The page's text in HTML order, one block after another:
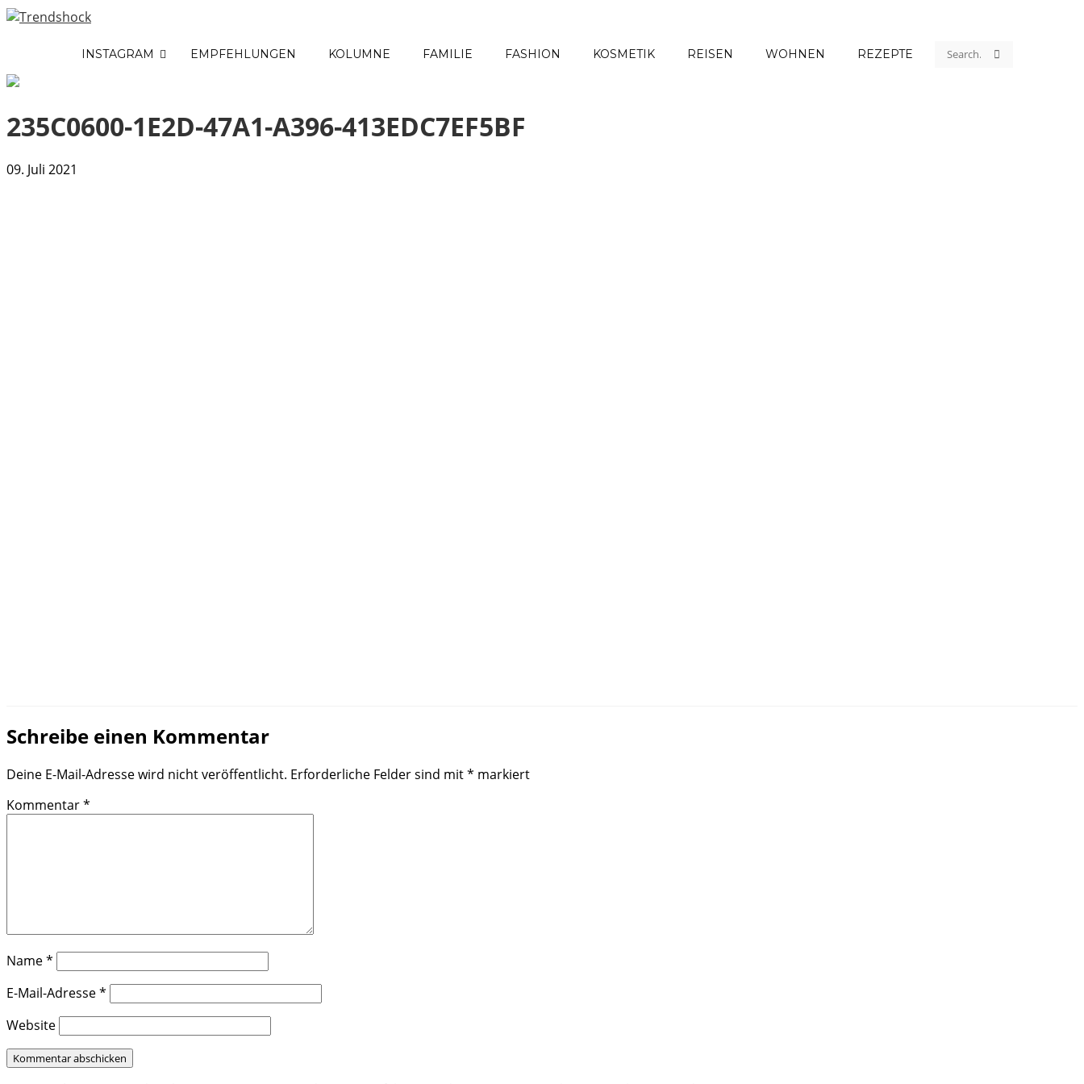
INSTAGRAM EMPFEHLUNGEN KOLUMNE FAMILIE FASHION KOSMETIK REISEN WOHNEN REZEPTE
235C0600-1E2D-47A1-A396-413EDC7EF5BF
09. Juli 2021
Schreibe einen Kommentar
Deine E-Mail-Adresse wird nicht veröffentlicht. Erforderliche Felder sind mit* markiert
Kommentar*
Name*
E-Mail-Adresse*
Website